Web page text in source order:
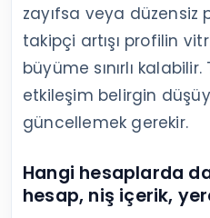
zayıfsa veya düzensiz
takipçi artışı profilin
büyüme sınırlı
etkileşim belirgin
güncellemek gerekir.
Hangi hesaplarda
hesap, niş içerik,